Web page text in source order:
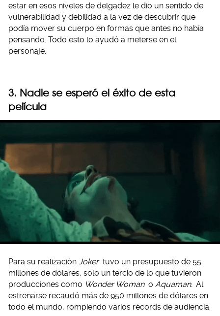
estar en esos niveles de delgadez le dio un sentido de
vulnerabilidad y debilidad a la vez de descubrir que
podía mover su cuerpo en formas que antes no había
pensando. Todo esto lo ayudó a meterse en el
personaje.
3. Nadie se esperó el éxito de esta
película
Para su realización Joker tuvo un presupuesto de 55
millones de dólares, solo un tercio de lo que tuvieron
producciones como Wonder Woman o Aquaman. Al
estrenarse recaudó más de 950 millones de dólares en
todo el mundo, rompiendo varios récords de audiencia.